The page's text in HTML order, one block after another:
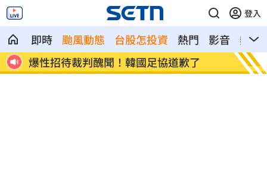
登入
即時 颱風動態 台股怎投資 熱門 影音
熱搜
捲不倫、私生飯騷擾風波！黃晸珉憔悴現
身
芒果
文」